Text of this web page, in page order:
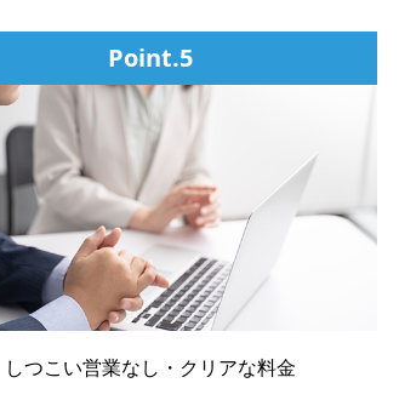
Point.5
しつこい営業なし・クリアな料金